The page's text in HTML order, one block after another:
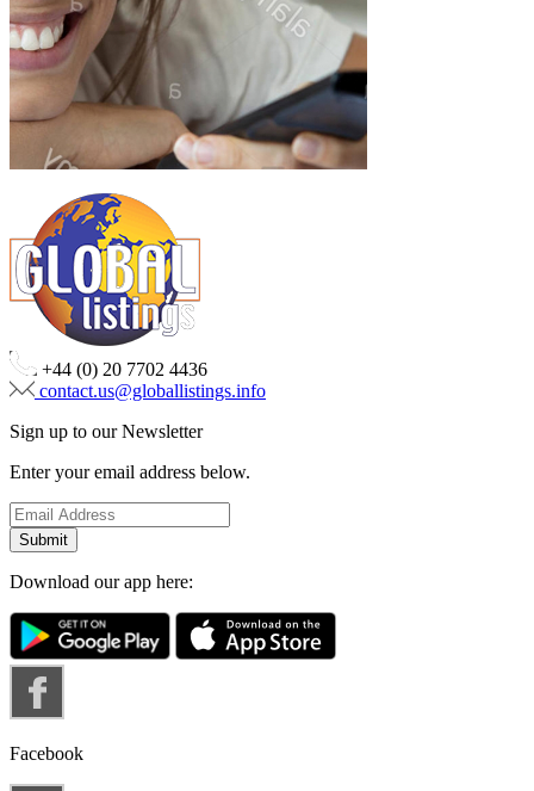
+44 (0) 20 7702 4436
contact.us@globallistings.info
Sign up to our Newsletter
Enter your email address below.
Download our app here:
Facebook